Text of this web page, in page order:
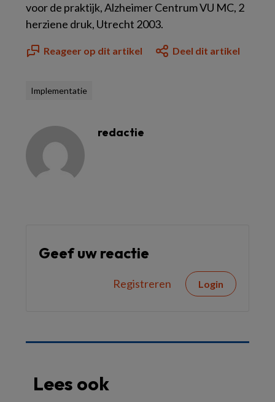
voor de praktijk, Alzheimer Centrum VU MC, 2
herziene druk, Utrecht 2003.
Reageer op dit artikel Deel dit artikel
Implementatie
redactie
Geef uw reactie
Registreren Login
Lees ook